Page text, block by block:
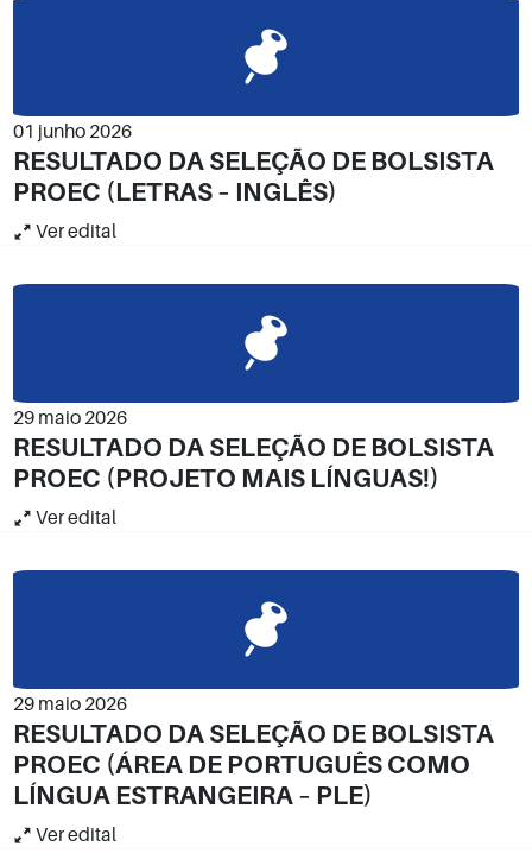
01 junho 2026
RESULTADO DA SELEÇÃO DE BOLSISTA
PROEC (LETRAS – INGLÊS)
Ver edital
29 maio 2026
RESULTADO DA SELEÇÃO DE BOLSISTA
PROEC (PROJETO MAIS LÍNGUAS!)
Ver edital
29 maio 2026
RESULTADO DA SELEÇÃO DE BOLSISTA
PROEC (ÁREA DE PORTUGUÊS COMO
LÍNGUA ESTRANGEIRA – PLE)
Ver edital